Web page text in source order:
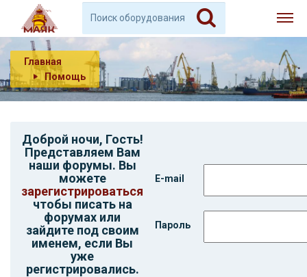
Главная
Помощь
Доброй ночи, Гость!
Представляем Вам
наши форумы. Вы
можете
зарегистрироваться
чтобы писать на
форумах или
зайдите под своим
именем, если Вы
уже
регистрировались.
E-mail
Пароль